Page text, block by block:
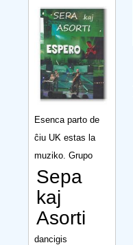
Esenca parto de
ĉiu UK estas la
muziko. Grupo
Sepa
kaj
Asorti
dancigis